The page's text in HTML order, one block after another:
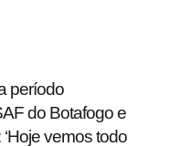
período
do Botafogo e
vemos todo